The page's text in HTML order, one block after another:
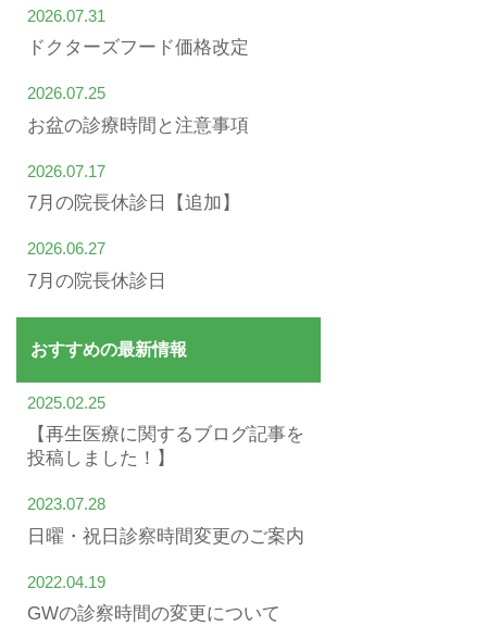
2026.07.31
ドクターズフード価格改定
2026.07.25
お盆の診療時間と注意事項
2026.07.17
7月の院長休診日【追加】
2026.06.27
7月の院長休診日
おすすめの最新情報
2025.02.25
【再生医療に関するブログ記事を
投稿しました！】
2023.07.28
日曜・祝日診察時間変更のご案内
2022.04.19
GWの診察時間の変更について